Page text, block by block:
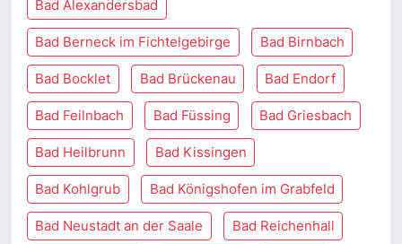
Bad Alexandersbad
Bad Berneck im Fichtelgebirge Bad Birnbach
Bad Bocklet Bad Brückenau Bad Endorf
Bad Feilnbach Bad Füssing Bad Griesbach
Bad Heilbrunn Bad Kissingen
Bad Kohlgrub Bad Königshofen im Grabfeld
Bad Neustadt an der Saale Bad Reichenhall